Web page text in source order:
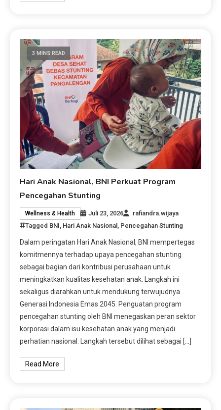
3 MINS READ
Hari Anak Nasional, BNI Perkuat Program
Pencegahan Stunting
Wellness & Health Juli 23, 2026
rafiandra.wijaya
Tagged BNI Hari Anak Nasional Pencegahan Stunting
Dalam peringatan Hari Anak Nasional, BNI mempertegas
komitmennya terhadap upaya pencegahan stunting
sebagai bagian dari kontribusi perusahaan untuk
meningkatkan kualitas kesehatan anak. Langkah ini
sekaligus diarahkan untuk mendukung terwujudnya
Generasi Indonesia Emas 2045. Penguatan program
pencegahan stunting oleh BNI menegaskan peran sektor
korporasi dalam isu kesehatan anak yang menjadi
perhatian nasional. Langkah tersebut dilihat sebagai […]
Read More